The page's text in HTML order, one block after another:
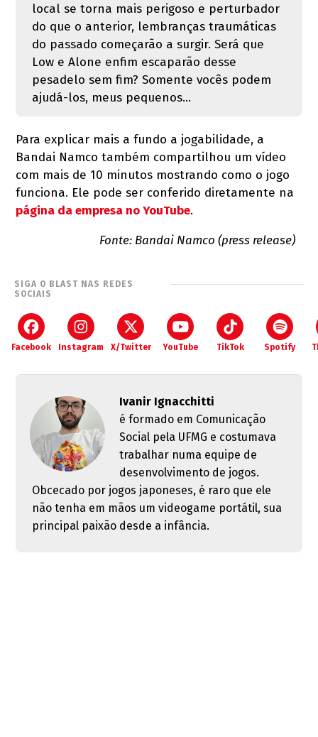
local se torna mais perigoso e perturbador
do que o anterior, lembranças traumáticas
do passado começarão a surgir. Será que
Low e Alone enfim escaparão desse
pesadelo sem fim? Somente vocês podem
ajudá-los, meus pequenos...
Para explicar mais a fundo a jogabilidade, a
Bandai Namco também compartilhou um vídeo
com mais de 10 minutos mostrando como o jogo
funciona. Ele pode ser conferido diretamente na
página da empresa no YouTube.
Fonte: Bandai Namco (press release)
SIGA O BLAST NAS REDES
SOCIAIS
Facebook Instagram X/Twitter YouTube TikTok Spotify
Ivanir Ignacchitti
é formado em Comunicação
Social pela UFMG e costumava
trabalhar numa equipe de
desenvolvimento de jogos.
Obcecado por jogos japoneses, é raro que ele
não tenha em mãos um videogame portátil, sua
principal paixão desde a infância.